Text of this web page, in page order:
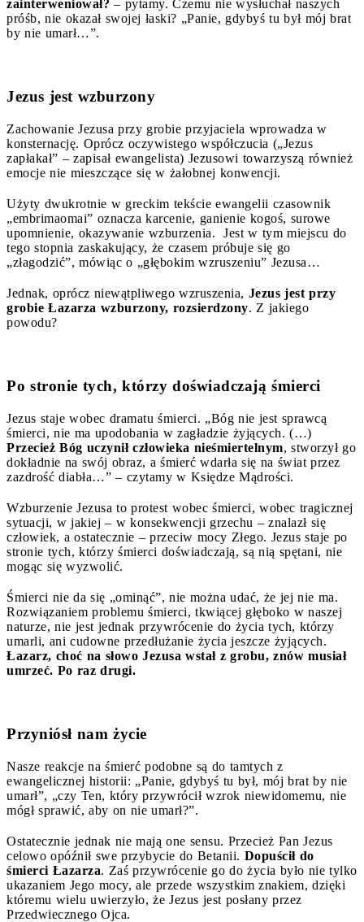
zainterweniował? – pytamy. Czemu nie wysłuchał naszych
próśb, nie okazał swojej łaski? „Panie, gdybyś tu był mój brat
by nie umarł…”.
Jezus jest wzburzony
Zachowanie Jezusa przy grobie przyjaciela wprowadza w
konsternację. Oprócz oczywistego współczucia („Jezus
zapłakał” – zapisał ewangelista) Jezusowi towarzyszą również
emocje nie mieszczące się w żałobnej konwencji.
Użyty dwukrotnie w greckim tekście ewangelii czasownik
„embrimaomai” oznacza karcenie, ganienie kogoś, surowe
upomnienie, okazywanie wzburzenia. Jest w tym miejscu do
tego stopnia zaskakujący, że czasem próbuje się go
„złagodzić”, mówiąc o „głębokim wzruszeniu” Jezusa…
Jednak, oprócz niewątpliwego wzruszenia, Jezus jest przy
grobie Łazarza wzburzony, rozsierdzony. Z jakiego
powodu?
Po stronie tych, którzy doświadczają śmierci
Jezus staje wobec dramatu śmierci. „Bóg nie jest sprawcą
śmierci, nie ma upodobania w zagładzie żyjących. (…)
Przecież Bóg uczynił człowieka nieśmiertelnym, stworzył go
dokładnie na swój obraz, a śmierć wdarła się na świat przez
zazdrość diabła…” – czytamy w Księdze Mądrości.
Wzburzenie Jezusa to protest wobec śmierci, wobec tragicznej
sytuacji, w jakiej – w konsekwencji grzechu – znalazł się
człowiek, a ostatecznie – przeciw mocy Złego. Jezus staje po
stronie tych, którzy śmierci doświadczają, są nią spętani, nie
mogąc się wyzwolić.
Śmierci nie da się „ominąć”, nie można udać, że jej nie ma.
Rozwiązaniem problemu śmierci, tkwiącej głęboko w naszej
naturze, nie jest jednak przywrócenie do życia tych, którzy
umarli, ani cudowne przedłużanie życia jeszcze żyjących.
Łazarz, choć na słowo Jezusa wstał z grobu, znów musiał
umrzeć. Po raz drugi.
Przyniósł nam życie
Nasze reakcje na śmierć podobne są do tamtych z
ewangelicznej historii: „Panie, gdybyś tu był, mój brat by nie
umarł”, „czy Ten, który przywrócił wzrok niewidomemu, nie
mógł sprawić, aby on nie umarł?”.
Ostatecznie jednak nie mają one sensu. Przecież Pan Jezus
celowo opóźnił swe przybycie do Betanii. Dopuścił do
śmierci Łazarza. Zaś przywrócenie go do życia było nie tylko
ukazaniem Jego mocy, ale przede wszystkim znakiem, dzięki
któremu wielu uwierzyło, że Jezus jest posłany przez
Przedwiecznego Ojca.